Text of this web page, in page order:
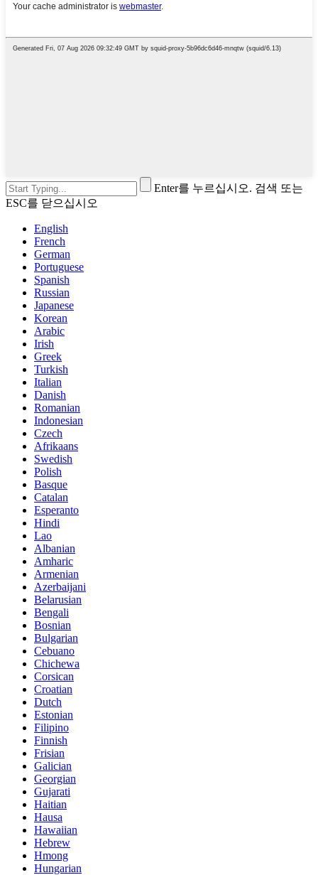
Enter를 누르십시오. 검색 또는
ESC를 닫으십시오
English
French
German
Portuguese
Spanish
Russian
Japanese
Korean
Arabic
Irish
Greek
Turkish
Italian
Danish
Romanian
Indonesian
Czech
Afrikaans
Swedish
Polish
Basque
Catalan
Esperanto
Hindi
Lao
Albanian
Amharic
Armenian
Azerbaijani
Belarusian
Bengali
Bosnian
Bulgarian
Cebuano
Chichewa
Corsican
Croatian
Dutch
Estonian
Filipino
Finnish
Frisian
Galician
Georgian
Gujarati
Haitian
Hausa
Hawaiian
Hebrew
Hmong
Hungarian